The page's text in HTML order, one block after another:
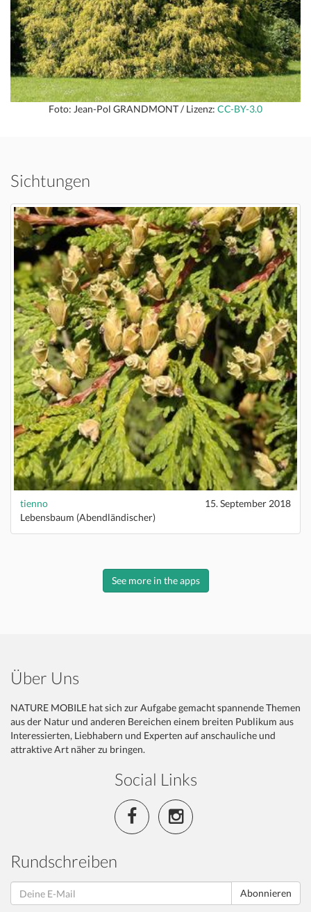
Foto: Jean-Pol GRANDMONT / Lizenz: CC-BY-3.0
Sichtungen
tienno
15. September 2018
Lebensbaum (Abendländischer)
See more in the apps
Über Uns
NATURE MOBILE hat sich zur Aufgabe gemacht spannende Themen
aus der Natur und anderen Bereichen einem breiten Publikum aus
Interessierten, Liebhabern und Experten auf anschauliche und
attraktive Art näher zu bringen.
Social Links
Rundschreiben
Abonnieren